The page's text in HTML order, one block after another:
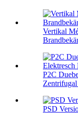
Vertikal
P2C
PSD